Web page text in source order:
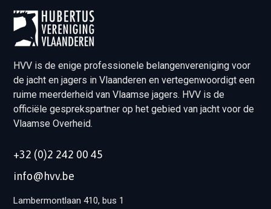
HVV is de enige professionele belangenvereniging voor
de jacht en jagers in Vlaanderen en vertegenwoordigt een
ruime meerderheid van Vlaamse jagers. HVV is de
officiële gesprekspartner op het gebied van jacht voor de
Vlaamse Overheid.
+32 (0)2 242 00 45
info@hvv.be
Lambermontlaan 410, bus 1